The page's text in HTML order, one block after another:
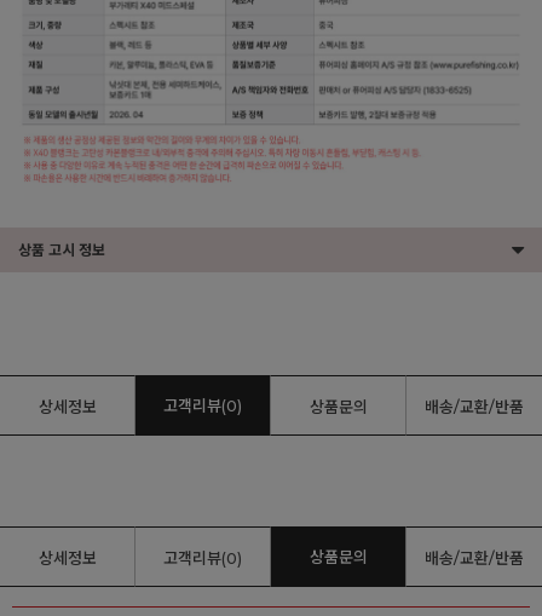
상품 고시 정보
상세정보 고객리뷰(0) 상품문의 배송/교환/반품
상세정보 고객리뷰(0) 상품문의 배송/교환/반품